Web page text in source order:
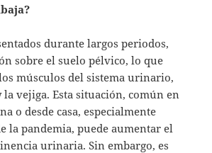
durante largos periodos,
sobre el suelo pélvico, lo que
músculos del sistema urinario,
vejiga. Esta situación, común en
o desde casa, especialmente
la pandemia, puede aumentar el
urinaria. Sin embargo, es